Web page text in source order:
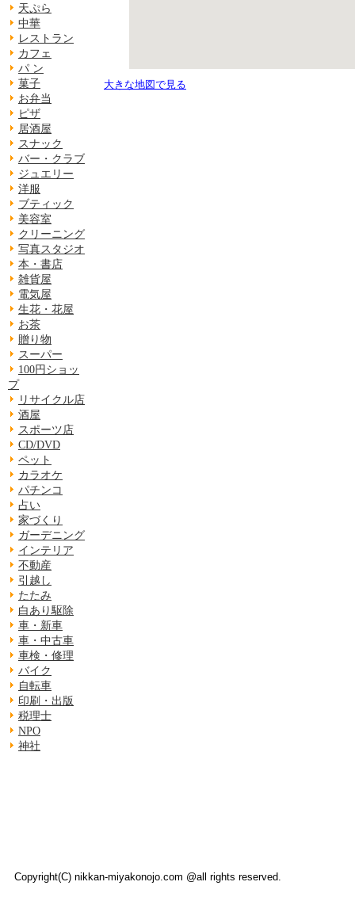
天ぷら
中華
レストラン
カフェ
パ ン
菓子
お弁当
ピザ
居酒屋
スナック
バー・クラブ
ジュエリー
洋服
ブティック
美容室
クリーニング
写真スタジオ
本・書店
雑貨屋
電気屋
生花・花屋
お茶
贈り物
スーパー
100円ショッ
プ
リサイクル店
酒屋
スポーツ店
CD/DVD
ペット
カラオケ
パチンコ
占い
家づくり
ガーデニング
インテリア
不動産
引越し
たたみ
白あり駆除
車・新車
車・中古車
車検・修理
バイク
自転車
印刷・出版
税理士
NPO
神社
大きな地図で見る
Copyright(C) nikkan-miyakonojo.com @all rights reserved.